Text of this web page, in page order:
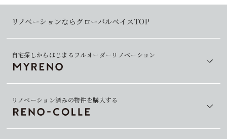
リノベーションならグローバルベイスTOP
自宅探しからはじまるフルオーダーリノベーション
リノベーション済みの物件を購入する